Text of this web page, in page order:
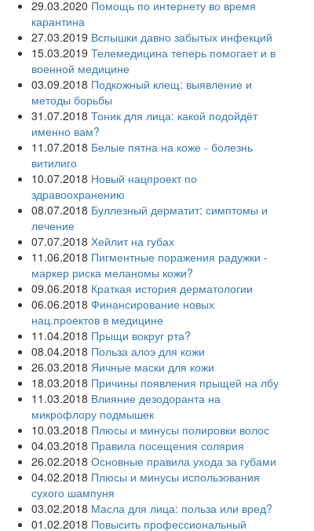
29.03.2020 Помощь по интернету во время
карантина
27.03.2019 Вспышки давно забытых инфекций
15.03.2019 Телемедицина теперь помогает и в
военной медицине
03.09.2018 Подкожный клещ: выявление и
методы борьбы
31.07.2018 Тоник для лица: какой подойдёт
именно вам?
11.07.2018 Белые пятна на коже - болезнь
витилиго
10.07.2018 Новый нацпроект по
здравоохранению
08.07.2018 Буллезный дерматит: симптомы и
лечение
07.07.2018 Хейлит на губах
11.06.2018 Пигментные поражения радужки -
маркер риска меланомы кожи?
09.06.2018 Краткая история дерматологии
06.06.2018 Финансирование новых
нац.проектов в медицине
11.04.2018 Прыщи вокруг рта?
08.04.2018 Польза алоэ для кожи
26.03.2018 Яичные маски для кожи
18.03.2018 Причины появления прыщей на лбу
11.03.2018 Влияние дезодоранта на
микрофлору подмышек
10.03.2018 Плюсы и минусы полировки волос
04.03.2018 Правила посещения солярия
26.02.2018 Основные правила ухода за губами
04.02.2018 Плюсы и минусы использования
сухого шампуня
03.02.2018 Масла для лица: польза или вред?
01.02.2018 Повысить профессиональный